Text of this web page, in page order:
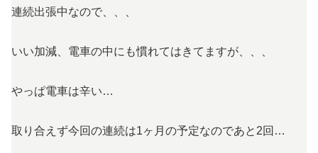
連続出張中なので、、、
いい加減、電車の中にも慣れてはきてますが、、、
やっぱ電車は辛い…
取り合えず今回の連続は1ヶ月の予定なのであと2回…